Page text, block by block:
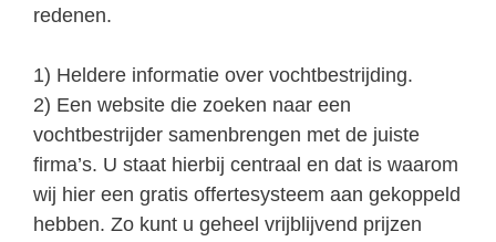
redenen.
1) Heldere informatie over vochtbestrijding.
2) Een website die zoeken naar een
vochtbestrijder samenbrengen met de juiste
firma’s. U staat hierbij centraal en dat is waarom
wij hier een gratis offertesysteem aan gekoppeld
hebben. Zo kunt u geheel vrijblijvend prijzen